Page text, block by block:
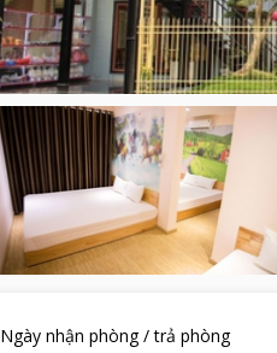
Ngày nhận phòng / trả phòng